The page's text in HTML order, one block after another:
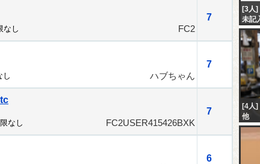
7
なし FC2
7
し ハブちゃん
7
なし FC2USER415426BXK
6
[3人]
未記
[4人]
他